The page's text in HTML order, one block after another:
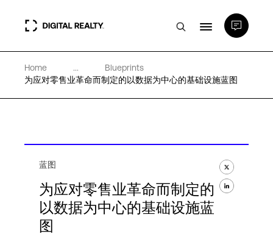
数据中心
专业知识和资源
Home ...
Blueprints
为应对零售业革命而制定的以数据为中心的基础设施蓝图
蓝图
为应对零售业革命而制定的
以数据为中心的基础设施蓝
图